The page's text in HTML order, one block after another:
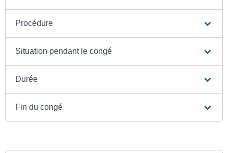
Procédure
Situation pendant le congé
Durée
Fin du congé